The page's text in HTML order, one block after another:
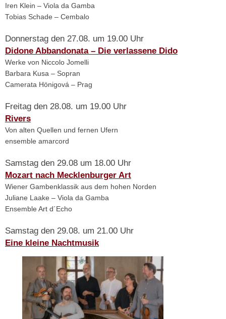
Iren Klein – Viola da Gamba
Tobias Schade – Cembalo
Donnerstag den 27.08. um 19.00 Uhr
Didone Abbandonata – Die verlassene Dido
Werke von Niccolo Jomelli
Barbara Kusa – Sopran
Camerata Hönigová – Prag
Freitag den 28.08. um 19.00 Uhr
Rivers
Von alten Quellen und fernen Ufern
ensemble amarcord
Samstag den 29.08 um 18.00 Uhr
Mozart nach Mecklenburger Art
Wiener Gambenklassik aus dem hohen Norden
Juliane Laake – Viola da Gamba
Ensemble Art d´Echo
Samstag den 29.08. um 21.00 Uhr
Eine kleine Nachtmusik